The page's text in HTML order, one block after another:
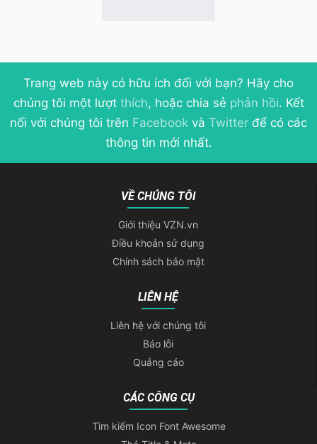
Trang web này có hữu ích đối với bạn? Hãy cho
chúng tôi một lượt thích, hoặc chia sẻ phản hồi. Kết
nối với chúng tôi trên Facebook và Twitter để có các
thông tin mới nhất.
VỀ CHÚNG TÔI
Giới thiệu VZN.vn
Điều khoản sử dụng
Chính sách bảo mật
LIÊN HỆ
Liên hệ với chúng tôi
Báo lỗi
Quảng cáo
CÁC CÔNG CỤ
Tìm kiếm Icon Font Awesome